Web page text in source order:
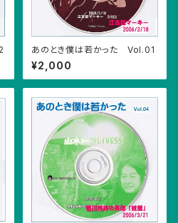
あのとき僕は若かった Vol.01
¥2,000